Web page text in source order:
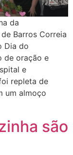
da
Barros Correia
Dia do
de oração e
e
repleta de
um almoço
são